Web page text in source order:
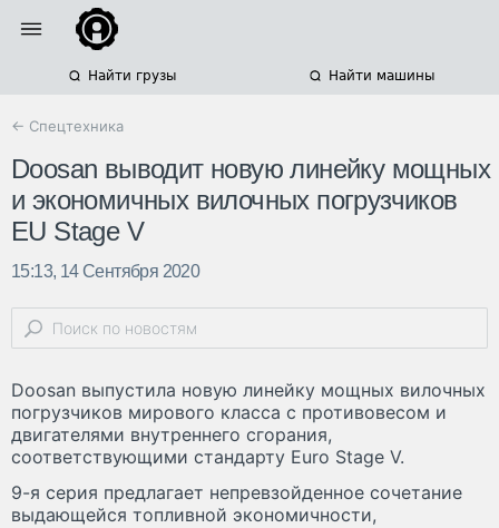
Найти грузы Найти машины
← Спецтехника
Doosan выводит новую линейку мощных
и экономичных вилочных погрузчиков
EU Stage V
15:13, 14 Сентября 2020
Doosan выпустила новую линейку мощных вилочных
погрузчиков мирового класса с противовесом и
двигателями внутреннего сгорания,
соответствующими стандарту Euro Stage V.
9-я серия предлагает непревзойденное сочетание
выдающейся топливной экономичности,